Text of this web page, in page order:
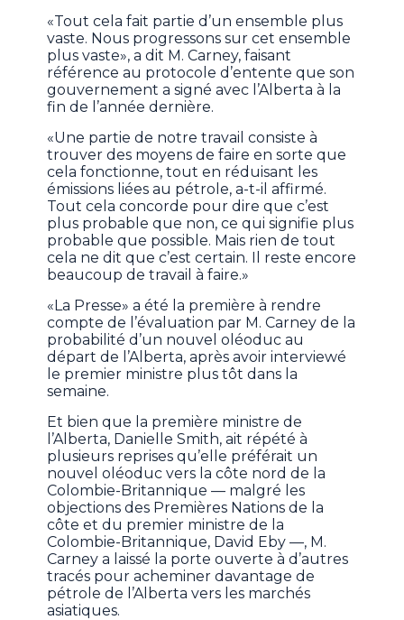
«Tout cela fait partie d’un ensemble plus
vaste. Nous progressons sur cet ensemble
plus vaste», a dit M. Carney, faisant
référence au protocole d’entente que son
gouvernement a signé avec l’Alberta à la
fin de l’année dernière.
«Une partie de notre travail consiste à
trouver des moyens de faire en sorte que
cela fonctionne, tout en réduisant les
émissions liées au pétrole, a-t-il affirmé.
Tout cela concorde pour dire que c’est
plus probable que non, ce qui signifie plus
probable que possible. Mais rien de tout
cela ne dit que c’est certain. Il reste encore
beaucoup de travail à faire.»
«La Presse» a été la première à rendre
compte de l’évaluation par M. Carney de la
probabilité d’un nouvel oléoduc au
départ de l’Alberta, après avoir interviewé
le premier ministre plus tôt dans la
semaine.
Et bien que la première ministre de
l’Alberta, Danielle Smith, ait répété à
plusieurs reprises qu’elle préférait un
nouvel oléoduc vers la côte nord de la
Colombie-Britannique — malgré les
objections des Premières Nations de la
côte et du premier ministre de la
Colombie-Britannique, David Eby —, M.
Carney a laissé la porte ouverte à d’autres
tracés pour acheminer davantage de
pétrole de l’Alberta vers les marchés
asiatiques.